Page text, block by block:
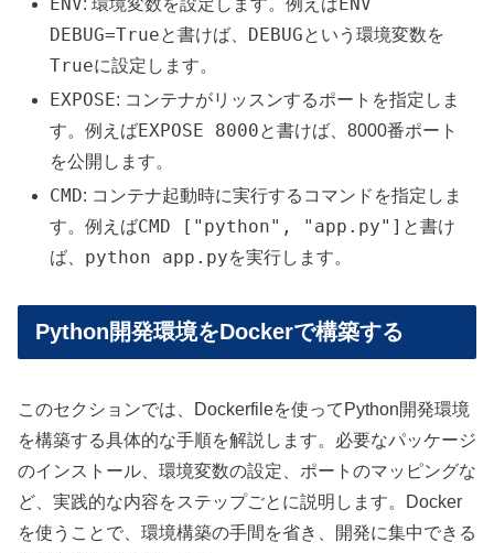
DEBUG=Trueと書けば、 DEBUGという環境変数を
Trueに設定します。
EXPOSE: コンテナがリッスンするポートを指定しま
す。例えばEXPOSE 8000と書けば、8000番ポート
を公開します。
CMD: コンテナ起動時に実行するコマンドを指定しま
す。例えばCMD ["python", "app.py"] と書け
ば、 python app.pyを実行します。
Python開発環境をDockerで構築する
このセクションでは、Dockerfileを使ってPython開発環境
を構築する具体的な手順を解説します。必要なパッケージ
のインストール、環境変数の設定、ポートのマッピングな
ど、実践的な内容をステップごとに説明します。Docker
を使うことで、環境構築の手間を省き、開発に集中できる